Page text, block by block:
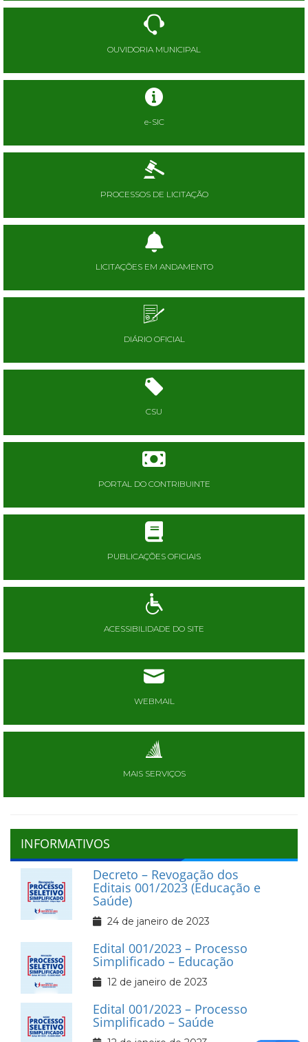
OUVIDORIA MUNICIPAL
e-SIC
PROCESSOS DE LICITAÇÃO
LICITAÇÕES EM ANDAMENTO
DIÁRIO OFICIAL
CSU
PORTAL DO CONTRIBUINTE
PUBLICAÇÕES OFICIAIS
ACESSIBILIDADE DO SITE
WEBMAIL
MAIS SERVIÇOS
INFORMATIVOS
Decreto – Revogação dos
Editais 001/2023 (Educação e
Saúde)
24 de janeiro de 2023
Edital 001/2023 – Processo
Simplificado – Educação
12 de janeiro de 2023
Edital 001/2023 – Processo
Simplificado – Saúde